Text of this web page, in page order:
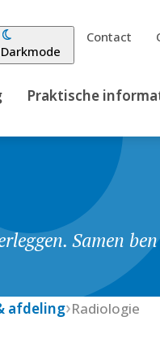
Darkmode
Contact
Praktische
Samen
afdeling Radiologie